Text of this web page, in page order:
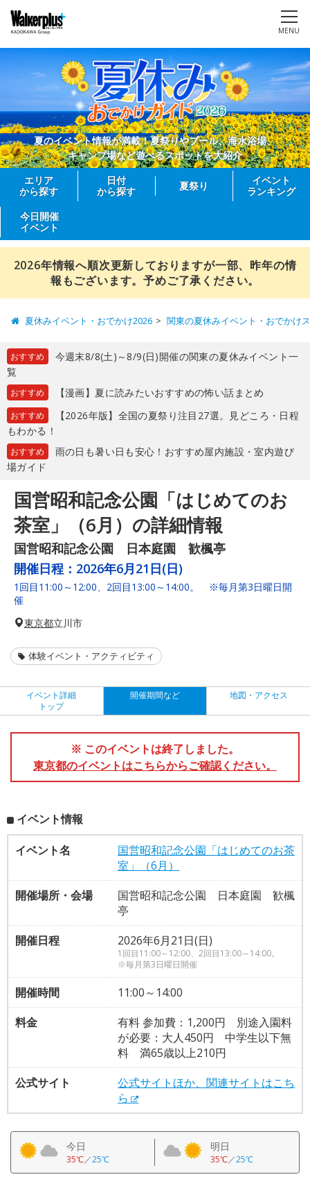
MENU
夏のイベント情報が満載！夏祭りやプール、海水浴場、
キャンプ場など遊べるスポットを大紹介
エリア
から探す
日付
から探す
夏祭り
イベント
ランキング
今日開催
イベント
2026年情報へ順次更新しておりますが一部、昨年の情
報もございます。予めご了承ください。
夏休みイベント・おでかけ2026 関東の夏休みイベント・おでかけ
おすすめ
今週末8/8(土)～8/9(日)開催の関東の夏休みイベント一
覧
おすすめ 【漫画】夏に読みたいおすすめの怖い話まとめ
おすすめ
【2026年版】全国の夏祭り注目27選。見どころ・日程
もわかる！
おすすめ
雨の日も暑い日も安心！おすすめ屋内施設・室内遊び
場ガイド
国営昭和記念公園「はじめてのお
茶室」（6月）の詳細情報
国営昭和記念公園 日本庭園 歓楓亭
開催日程： 2026年6月21日(日)
1回目11:00～12:00、2回目13:00～14:00。 ※毎月第3日曜日開
催
東京都立川市
体験イベント・アクティビティ
イベント詳細
トップ
開催期間など 地図・アクセス
※ このイベントは終了しました。
東京都のイベントはこちらからご確認ください。
イベント情報
イベント名
国営昭和記念公園「はじめてのお茶
室」（6月）
開催場所・会場
国営昭和記念公園 日本庭園 歓楓
亭
開催日程
2026年6月21日(日)
1回目11:00～12:00、2回目13:00～14:00。
※毎月第3日曜日開催
開催時間
11:00～14:00
料金
有料 参加費：1,200円 別途入園料
が必要：大人450円 中学生以下無
料 満65歳以上210円
公式サイト
公式サイトほか、関連サイトはこち
ら
今日
35℃／25℃
明日
35℃／25℃